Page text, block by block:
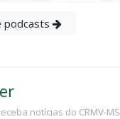
podcasts
notícias do CRMV-MS